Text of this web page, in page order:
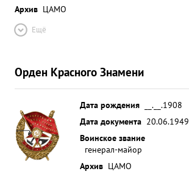
Архив ЦАМО
Ещё
Орден Красного Знамени
Дата рождения
__.__.1908
Дата документа 20.06.1949
Воинское звание
генерал-майор
Архив ЦАМО